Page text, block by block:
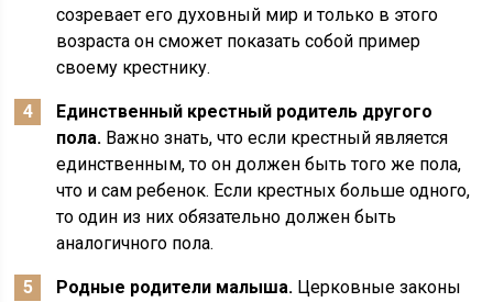
созревает его духовный мир и только в этого
возраста он сможет показать собой пример
своему крестнику.
Единственный крестный родитель другого
пола. Важно знать, что если крестный является
единственным, то он должен быть того же пола,
что и сам ребенок. Если крестных больше одного,
то один из них обязательно должен быть
аналогичного пола.
Родные родители малыша. Церковные законы